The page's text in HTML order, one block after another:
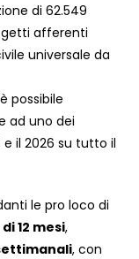
di 62.549
afferenti
universale da
possibile
ad uno dei
il 2026 su tutto il
le pro loco di
12 mesi,
, con